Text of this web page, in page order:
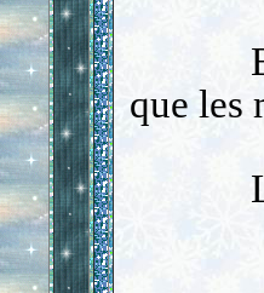
que les